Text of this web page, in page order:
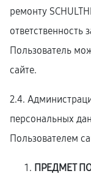
ремонту
ответственность
Пользователь
сайте.
2.4.
персональных
Пользователем
ПРЕДМЕТ